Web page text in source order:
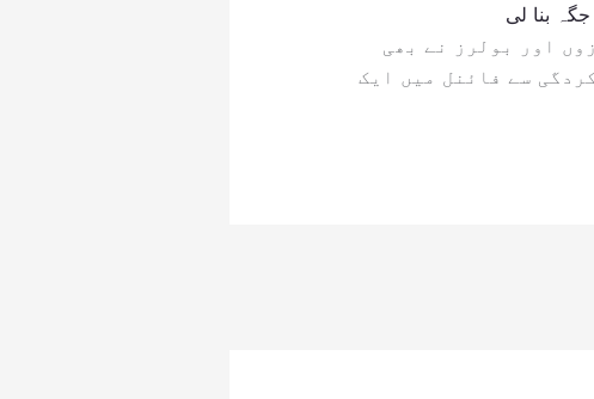
بنا لی
اور بولرز نے بھی
سے فائنل میں ایک